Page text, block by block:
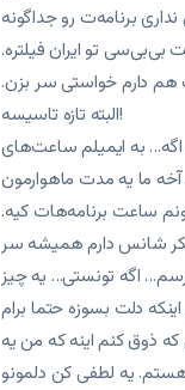
برنامه‌ت رو جداگونه
تو ایران فیلتره.
هم دارم خواستی سر بزن.
البته تازه تاسیسه!
به ایمیلم ساعت‌های
آخه ما یه مدت ماهوارمون
ساعت برنامه‌هات کیه.
شانس دارم همیشه سر
اگه تونستی… یه چیز
دلت بسوزه حتما برام
ذوق کنم اینه که من یه
ساله هستم. یه لطفی کن دلمونو